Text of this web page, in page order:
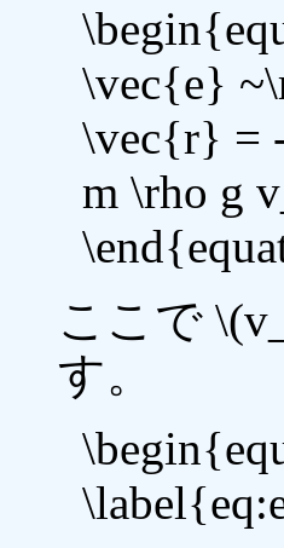
\vec{e}
\vec{r} =
m \rho g
ここで
す。